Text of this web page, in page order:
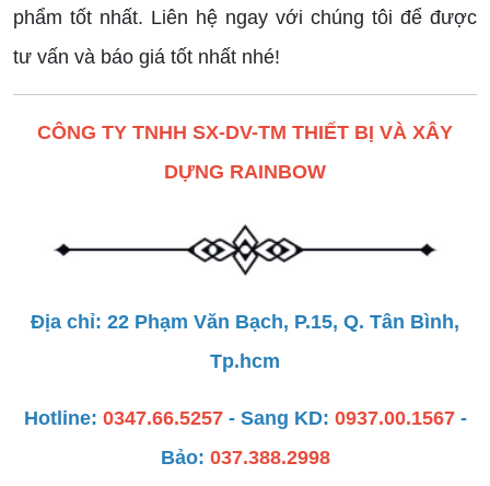
phẩm tốt nhất. Liên hệ ngay với chúng tôi để được
tư vấn và báo giá tốt nhất nhé!
CÔNG TY TNHH SX-DV-TM THIẾT BỊ VÀ XÂY
DỰNG RAINBOW
Địa chỉ: 22 Phạm Văn Bạch, P.15, Q. Tân Bình,
Tp.hcm
Hotline: 0347.66.5257- Sang KD: 0937.00.1567 -
Bảo: 037.388.2998